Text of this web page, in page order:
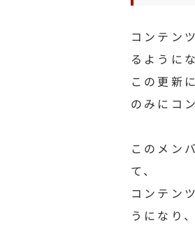
コンテン
るように
この更新
のみにコ
このメン
て、
コンテン
うになり